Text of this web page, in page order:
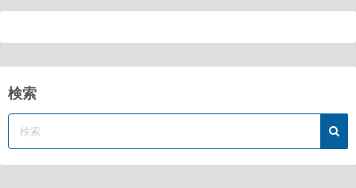
検索